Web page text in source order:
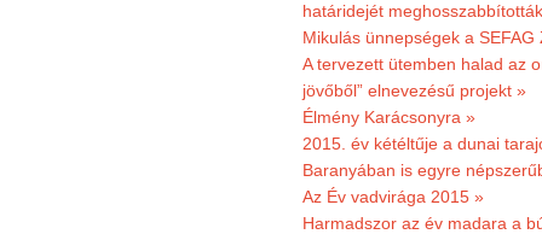
határidejét
Mikulás ünnepségek a SEFAG
A tervezett ütemben halad az
jövőből” elnevezésű projekt »
Élmény Karácsonyra »
2015. év kétéltűje a dunai
Baranyában is egyre
Az Év vadvirága 2015 »
Harmadszor az év madara a